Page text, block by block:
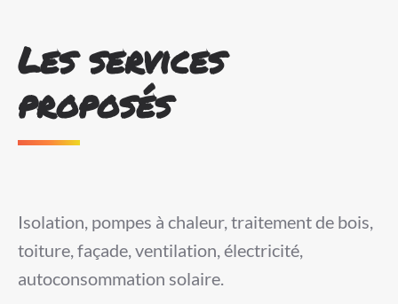
Les services
proposés
Isolation, pompes à chaleur, traitement de bois,
toiture, façade, ventilation, électricité,
autoconsommation solaire.